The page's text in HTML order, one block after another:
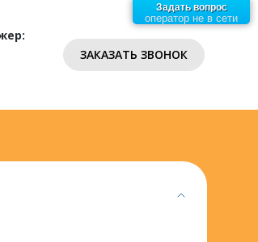
ЗАКАЗАТЬ ЗВОНОК
Задать вопрос
оператор не в сети